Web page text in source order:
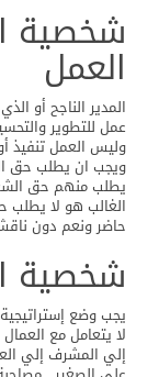
شخصية
العمل
المدير الناجح أو
عمل للتطوير
وليس العمل تنفيذ
ويجب ان يطلب حق
يطلب منهم حق
الغالب هو لا
حاضر ونعم دون
شخصية
يجب وضع
لا يتعامل مع
إلي المشرف إلي